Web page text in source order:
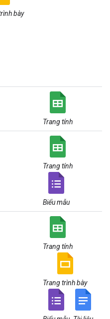
bày
Trang tính
Trang tính
Biểu mẫu
Trang tính
Trang trình bày